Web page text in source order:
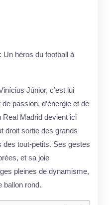
Un héros du football à
Júnior, c’est lui
passion, d’énergie et de
Real Madrid devient ici
droit sortie des grands
des tout-petits. Ses gestes
et sa joie
pleines de dynamisme,
ballon rond.